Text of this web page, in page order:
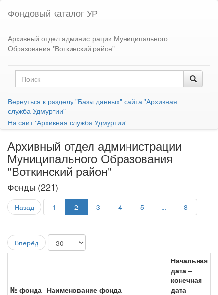
Фондовый каталог УР
Архивный отдел администрации Муниципального
Образования "Воткинский район"
Вернуться к разделу "Базы данных" сайта "Архивная
служба Удмуртии"
На сайт "Архивная служба Удмуртии"
Архивный отдел администрации
Муниципального Образования
"Воткинский район"
Фонды (221)
Назад 1 2 3 4 5 ... 8
Вперёд
№ фонда Наименование фонда
Начальная
дата –
конечная
дата